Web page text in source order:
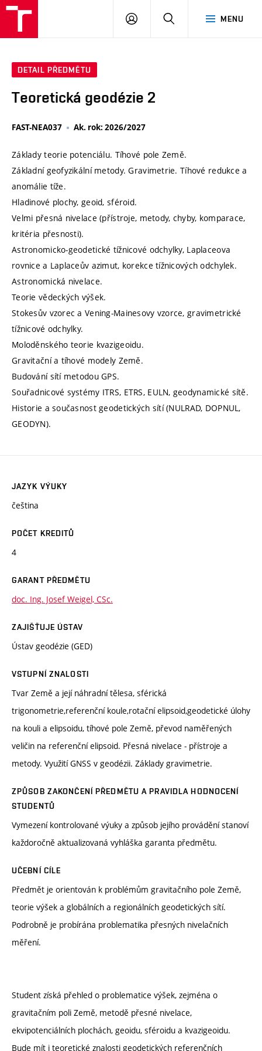
MENU
PŘIHLÁSIT
DETAIL PŘEDMĚTU
Teoretická geodézie 2
FAST-NEA037 Ak. rok: 2026/2027
Základy teorie potenciálu. Tíhové pole Země.
Základní geofyzikální metody. Gravimetrie. Tíhové redukce a
anomálie tíže.
Hladinové plochy, geoid, sféroid.
Velmi přesná nivelace (přístroje, metody, chyby, komparace,
kritéria přesnosti).
Astronomicko-geodetické tížnicové odchylky, Laplaceova
rovnice a Laplaceův azimut, korekce tížnicových odchylek.
Astronomická nivelace.
Teorie vědeckých výšek.
Stokesův vzorec a Vening-Mainesovy vzorce, gravimetrické
tížnicové odchylky.
Moloděnského teorie kvazigeoidu.
Gravitační a tíhové modely Země.
Budování sítí metodou GPS.
Souřadnicové systémy ITRS, ETRS, EULN, geodynamické sítě.
Historie a současnost geodetických sítí (NULRAD, DOPNUL,
GEODYN).
JAZYK VÝUKY
čeština
POČET KREDITŮ
4
GARANT PŘEDMĚTU
doc. Ing. Josef Weigel, CSc.
ZAJIŠŤUJE ÚSTAV
Ústav geodézie (GED)
VSTUPNÍ ZNALOSTI
Tvar Země a její náhradní tělesa, sférická
trigonometrie,referenční koule,rotační elipsoid,geodetické úlohy
na kouli a elipsoidu, tíhové pole Země, převod naměřených
veličin na referenční elipsoid. Přesná nivelace - přístroje a
metody. Využití GNSS v geodézii. Základy gravimetrie.
ZPŮSOB ZAKONČENÍ PŘEDMĚTU A PRAVIDLA HODNOCENÍ
STUDENTŮ
Vymezení kontrolované výuky a způsob jejího provádění stanoví
každoročně aktualizovaná vyhláška garanta předmětu.
UČEBNÍ CÍLE
Předmět je orientován k problémům gravitačního pole Země,
teorie výšek a globálních a regionálních geodetických sítí.
Podrobně je probírána problematika přesných nivelačních
měření.
Student získá přehled o problematice výšek, zejména o
gravitačním poli Země, metodě přesné nivelace,
ekvipotenciálních plochách, geoidu, sféroidu a kvazigeoidu.
Bude mít i teoretické znalosti geodetických referenčních